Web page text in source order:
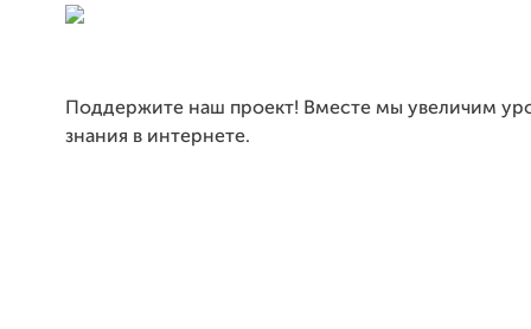
Поддержите наш проект! Вместе мы увеличим
знания в интернете.